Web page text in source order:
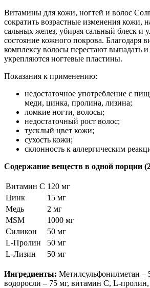
Витамины для кожи, ногтей и волос
сократить возрастные изменения кожи,
сальных желез, убирая сальный блеск и
состояние кожного покрова. Благодаря
комплексу волосы перестают выпадать и
укрепляются ногтевые пластины.
Показания к применению:
недостаточное употребление с
меди, цинка, пролина, лизина;
ломкие ногти, волосы;
недостаточный рост волос;
тусклый цвет кожи;
сухость кожи;
склонность к аллергическим
Содержание веществ в одной порции
Витамин С 120 мг
Цинк
15 мг
Медь
2 мг
MSM
1000 мг
Силикон
50 мг
L-Пролин
50 мг
L-Лизин
50 мг
Ингредиенты: Метилсульфонилметан –
водоросли – 75 мг, витамин С, L-